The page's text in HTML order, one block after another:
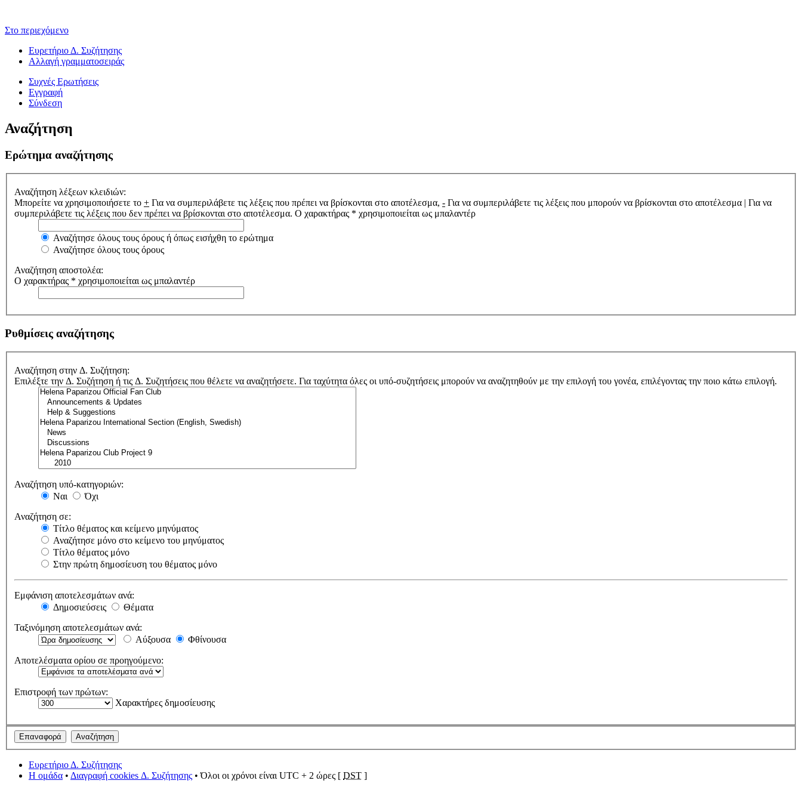
Στο περιεχόμενο
Ευρετήριο Δ. Συζήτησης
Αλλαγή γραμματοσειράς
Συχνές Ερωτήσεις
Εγγραφή
Σύνδεση
Αναζήτηση
Ερώτημα αναζήτησης
Αναζήτηση λέξεων κλειδιών:
Μπορείτε να χρησιμοποιήσετε το + Για να συμπεριλάβετε τις λέξεις που πρέπει να βρίσκονται στο αποτέλεσμα, - Για να συμπεριλάβετε τις λέξεις που μπορούν να βρίσκονται στο αποτέλεσμα | Για να
συμπεριλάβετε τις λέξεις που δεν πρέπει να βρίσκονται στο αποτέλεσμα. Ο χαρακτήρας * χρησιμοποιείται ως μπαλαντέρ
Αναζήτησε όλους τους όρους ή όπως εισήχθη το ερώτημα
Αναζήτησε όλους τους όρους
Αναζήτηση αποστολέα:
Ο χαρακτήρας * χρησιμοποιείται ως μπαλαντέρ
Ρυθμίσεις αναζήτησης
Αναζήτηση στην Δ. Συζήτηση:
Επιλέξτε την Δ. Συζήτηση ή τις Δ. Συζητήσεις που θέλετε να αναζητήσετε. Για ταχύτητα όλες οι υπό-συζητήσεις μπορούν να αναζητηθούν με την επιλογή του γονέα, επιλέγοντας την ποιο κάτω επιλογή.
Αναζήτηση υπό-κατηγοριών:
Ναι
Όχι
Αναζήτηση σε:
Τίτλο θέματος και κείμενο μηνύματος
Αναζήτησε μόνο στο κείμενο του μηνύματος
Τίτλο θέματος μόνο
Στην πρώτη δημοσίευση του θέματος μόνο
Εμφάνιση αποτελεσμάτων ανά:
Δημοσιεύσεις
Θέματα
Ταξινόμηση αποτελεσμάτων ανά:
Αύξουσα
Φθίνουσα
Αποτελέσματα ορίου σε προηγούμενο:
Επιστροφή των πρώτων:
Χαρακτήρες δημοσίευσης
Ευρετήριο Δ. Συζήτησης
Η ομάδα • Διαγραφή cookies Δ. Συζήτησης • Όλοι οι χρόνοι είναι UTC + 2 ώρες [ DST ]